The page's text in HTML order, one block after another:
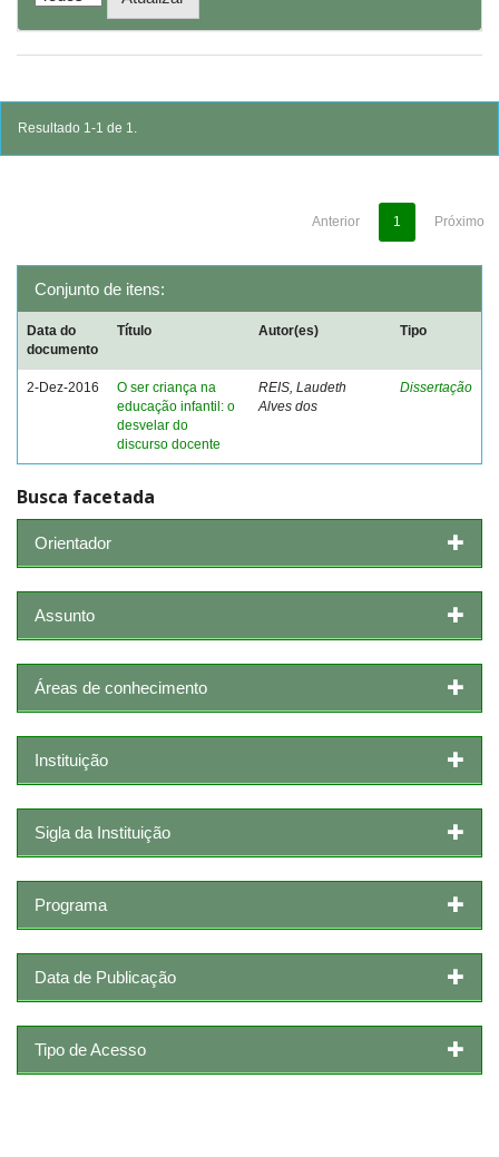
Resultado 1-1 de 1.
Anterior 1 Próximo
Conjunto de itens:
Data do
documento
Título Autor(es) Tipo
2-Dez-2016
O ser criança na
educação infantil: o
desvelar do
discurso docente
REIS, Laudeth
Alves dos
Dissertação
Busca facetada
Orientador
Assunto
Áreas de conhecimento
Instituição
Sigla da Instituição
Programa
Data de Publicação
Tipo de Acesso